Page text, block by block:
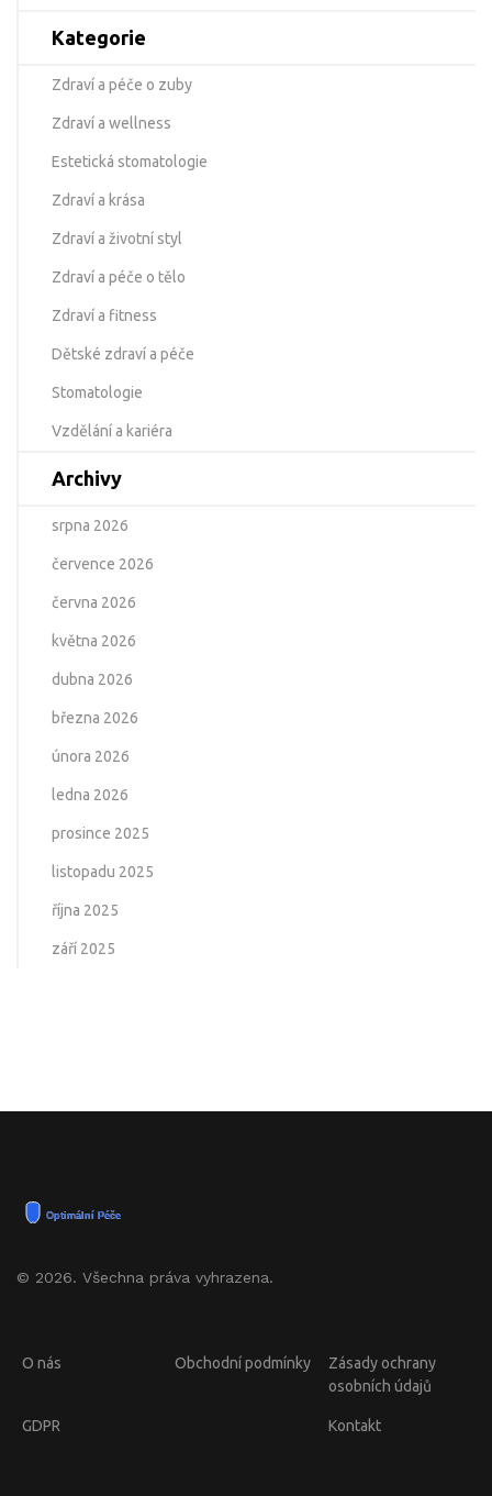
Kategorie
Zdraví a péče o zuby
Zdraví a wellness
Estetická stomatologie
Zdraví a krása
Zdraví a životní styl
Zdraví a péče o tělo
Zdraví a fitness
Dětské zdraví a péče
Stomatologie
Vzdělání a kariéra
Archivy
srpna 2026
července 2026
června 2026
května 2026
dubna 2026
března 2026
února 2026
ledna 2026
prosince 2025
listopadu 2025
října 2025
září 2025
© 2026. Všechna práva vyhrazena.
O nás Obchodní podmínky
Zásady ochrany
osobních údajů
GDPR Kontakt